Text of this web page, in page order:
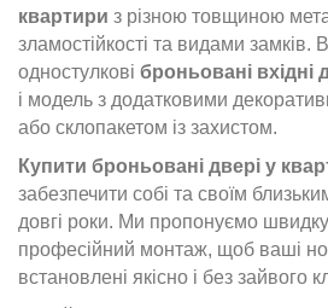
квартири з різною товщиною
зламостійкості та видами
одностулкові броньовані вхідні
і модель з додатковими
або склопакетом із захистом.
Купити броньовані двері у
забезпечити собі та своїм
довгі роки. Ми пропонуємо
професійний монтаж, щоб ваші
встановлені якісно і без зайвого